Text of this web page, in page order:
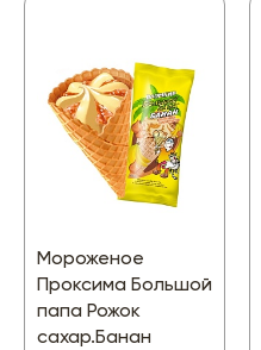
Мороженое
Проксима Большой
папа Рожок
сахар.Банан